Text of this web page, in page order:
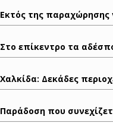
Εκτός της παραχώρησης
Στο επίκεντρο τα
Χαλκίδα: Δεκάδες
Παράδοση που